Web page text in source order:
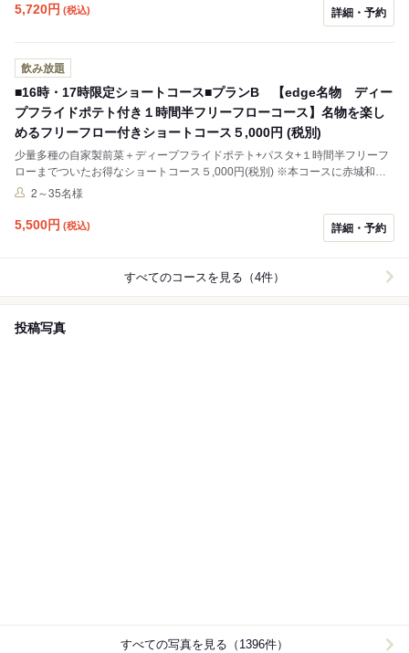
5,720円 (税込) 詳細・予約
飲み放題
■16時・17時限定ショートコース■プランB 【edge名物 ディー
プフライドポテト付き１時間半フリーフローコース】名物を楽し
めるフリーフロー付きショートコース５,000円 (税別)
少量多種の自家製前菜＋ディープフライドポテト+パスタ+１時間半フリーフ
ローまでついたお得なショートコース５,000円(税別) ※本コースに赤城和牛
の焦がしたたきはついておりません。 ご希望のお客様は＋1,200円(税別)でお
2～35名様
5,500円 (税込) 詳細・予約
すべてのコースを見る（4件）
投稿写真
すべての写真を見る（1396件）